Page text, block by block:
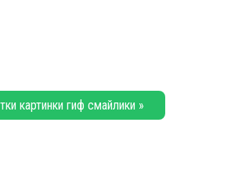
картинки гиф смайлики »